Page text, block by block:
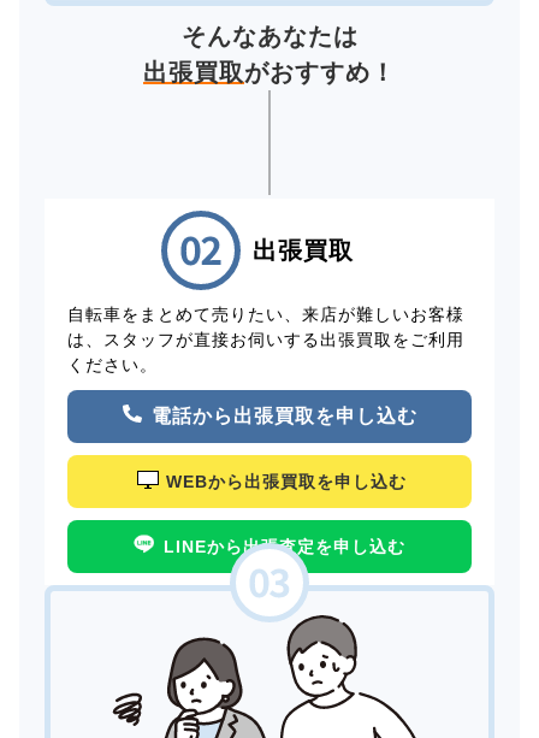
そんなあなたは
出張買取がおすすめ！
出張買取
自転車をまとめて売りたい、来店が難しいお客様
は、スタッフが直接お伺いする出張買取をご利用
ください。
電話から出張買取を申し込む
WEBから出張買取を申し込む
LINEから出張査定を申し込む